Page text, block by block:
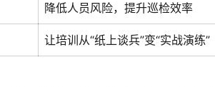
降低人员风险，提升巡检效率
让培训从“纸上谈兵”变“实战演练”